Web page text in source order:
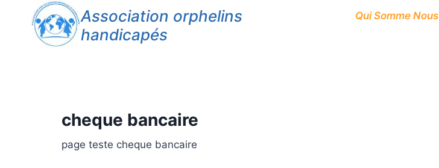
Association orphelins
handicapés
Qui Somme Nous
cheque bancaire
page teste cheque bancaire